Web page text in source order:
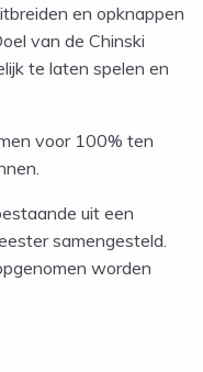
en opknappen
van de Chinski
te laten spelen en
voor 100% ten
uit een
samengesteld.
worden